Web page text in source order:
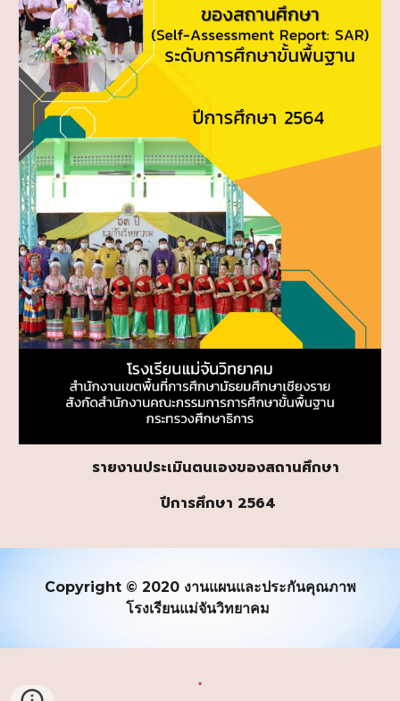
รายงานประเมินตนเองของสถานศึกษา
ปีการศึกษา 2564
Copyright © 2020งานแผนและประกันคุณภาพ
โรงเรียนแม่จันวิทยาคม